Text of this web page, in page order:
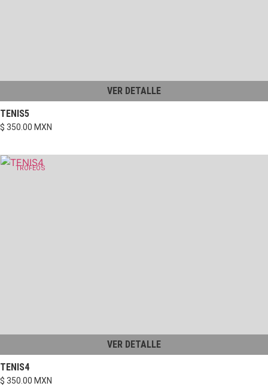
VER DETALLE
TENIS5
$ 350.00 MXN
TROFEOS
VER DETALLE
TENIS4
$ 350.00 MXN